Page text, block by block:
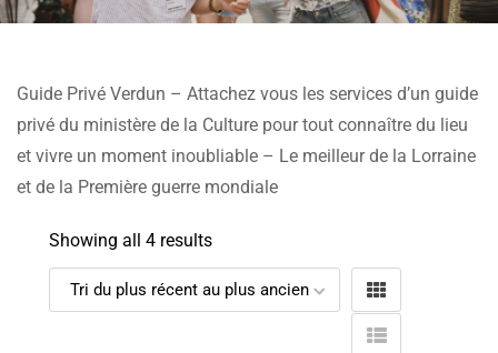
Guide Privé Verdun – Attachez vous les services d’un guide
privé du ministère de la Culture pour tout connaître du lieu
et vivre un moment inoubliable – Le meilleur de la Lorraine
et de la Première guerre mondiale
Showing all 4 results